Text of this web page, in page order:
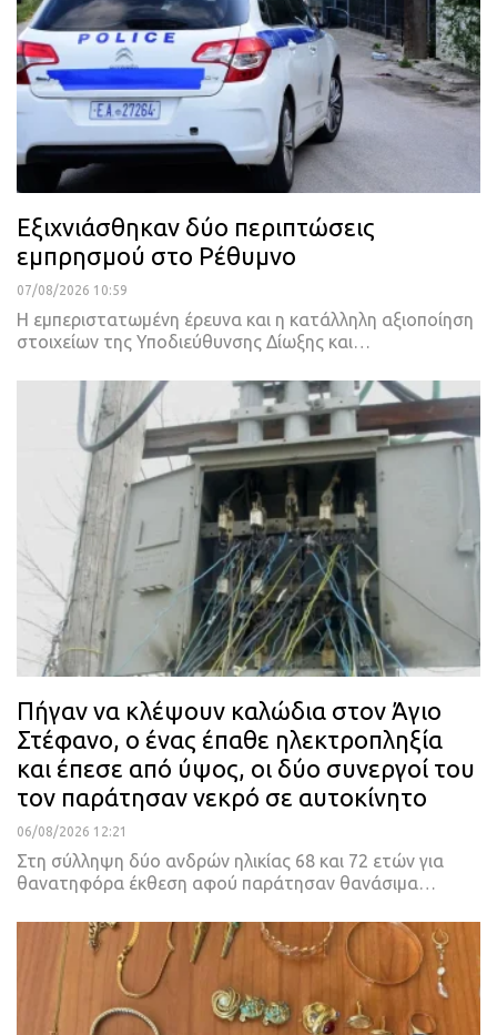
Εξιχνιάσθηκαν δύο περιπτώσεις
εμπρησμού στο Ρέθυμνο
07/08/2026 10:59
Η εμπεριστατωμένη έρευνα και η κατάλληλη αξιοποίηση
στοιχείων της Υποδιεύθυνσης Δίωξης και…
Πήγαν να κλέψουν καλώδια στον Άγιο
Στέφανο, ο ένας έπαθε ηλεκτροπληξία
και έπεσε από ύψος, οι δύο συνεργοί του
τον παράτησαν νεκρό σε αυτοκίνητο
06/08/2026 12:21
Στη σύλληψη δύο ανδρών ηλικίας 68 και 72 ετών για
θανατηφόρα έκθεση αφού παράτησαν θανάσιμα…